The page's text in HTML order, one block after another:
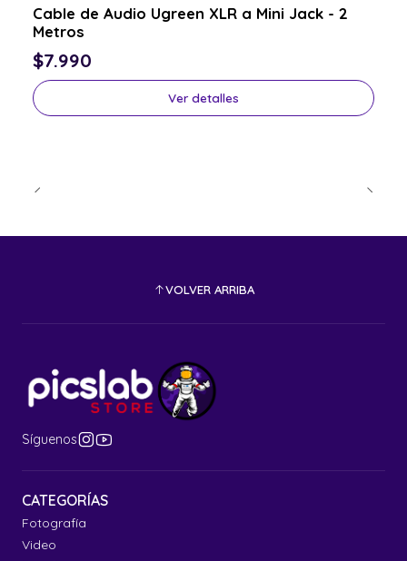
Cable de Audio Ugreen XLR a Mini Jack - 2
Metros
$7.990
Ver detalles
VOLVER ARRIBA
Síguenos
CATEGORÍAS
Fotografía
Video